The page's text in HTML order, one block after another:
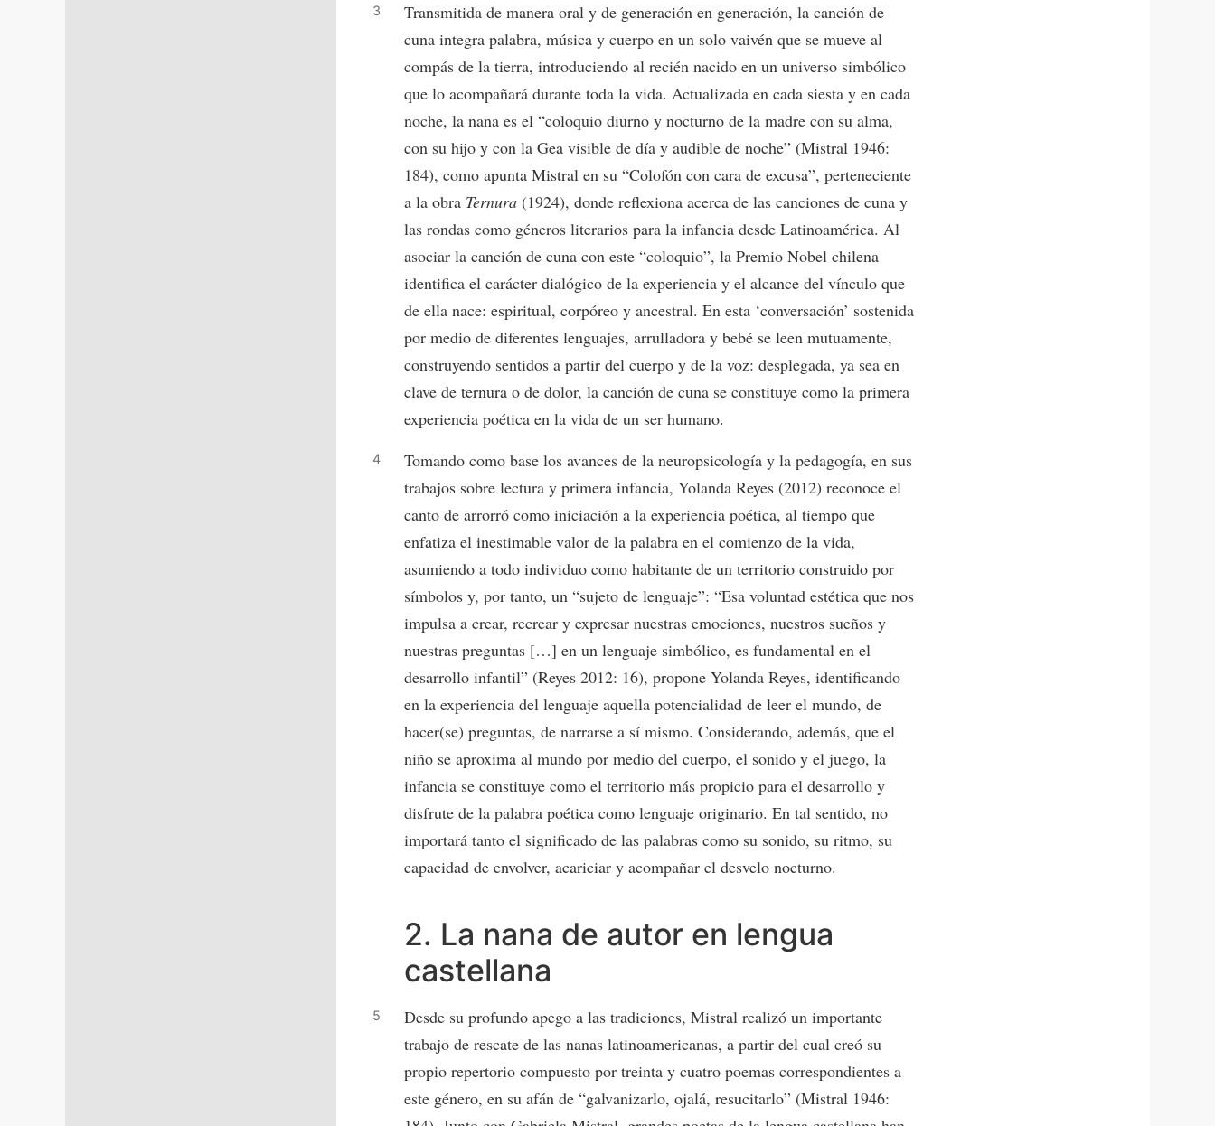
Transmitida de manera oral y de generación en generación, la canción de
cuna integra palabra, música y cuerpo en un solo vaivén que se mueve al
compás de la tierra, introduciendo al recién nacido en un universo simbólico
que lo acompañará durante toda la vida. Actualizada en cada siesta y en cada
noche, la nana es el “coloquio diurno y nocturno de la madre con su alma,
con su hijo y con la Gea visible de día y audible de noche” (Mistral 1946:
184), como apunta Mistral en su “Colofón con cara de excusa”, perteneciente
a la obra Ternura (1924), donde reflexiona acerca de las canciones de cuna y
las rondas como géneros literarios para la infancia desde Latinoamérica. Al
asociar la canción de cuna con este “coloquio”, la Premio Nobel chilena
identifica el carácter dialógico de la experiencia y el alcance del vínculo que
de ella nace: espiritual, corpóreo y ancestral. En esta ‘conversación’ sostenida
por medio de diferentes lenguajes, arrulladora y bebé se leen mutuamente,
construyendo sentidos a partir del cuerpo y de la voz: desplegada, ya sea en
clave de ternura o de dolor, la canción de cuna se constituye como la primera
experiencia poética en la vida de un ser humano.
Tomando como base los avances de la neuropsicología y la pedagogía, en sus
trabajos sobre lectura y primera infancia, Yolanda Reyes (2012) reconoce el
canto de arrorró como iniciación a la experiencia poética, al tiempo que
enfatiza el inestimable valor de la palabra en el comienzo de la vida,
asumiendo a todo individuo como habitante de un territorio construido por
símbolos y, por tanto, un “sujeto de lenguaje”: “Esa voluntad estética que nos
impulsa a crear, recrear y expresar nuestras emociones, nuestros sueños y
nuestras preguntas […] en un lenguaje simbólico, es fundamental en el
desarrollo infantil” (Reyes 2012: 16), propone Yolanda Reyes, identificando
en la experiencia del lenguaje aquella potencialidad de leer el mundo, de
hacer(se) preguntas, de narrarse a sí mismo. Considerando, además, que el
niño se aproxima al mundo por medio del cuerpo, el sonido y el juego, la
infancia se constituye como el territorio más propicio para el desarrollo y
disfrute de la palabra poética como lenguaje originario. En tal sentido, no
importará tanto el significado de las palabras como su sonido, su ritmo, su
capacidad de envolver, acariciar y acompañar el desvelo nocturno.
2. La nana de autor en lengua
castellana
Desde su profundo apego a las tradiciones, Mistral realizó un importante
trabajo de rescate de las nanas latinoamericanas, a partir del cual creó su
propio repertorio compuesto por treinta y cuatro poemas correspondientes a
este género, en su afán de “galvanizarlo, ojalá, resucitarlo” (Mistral 1946: